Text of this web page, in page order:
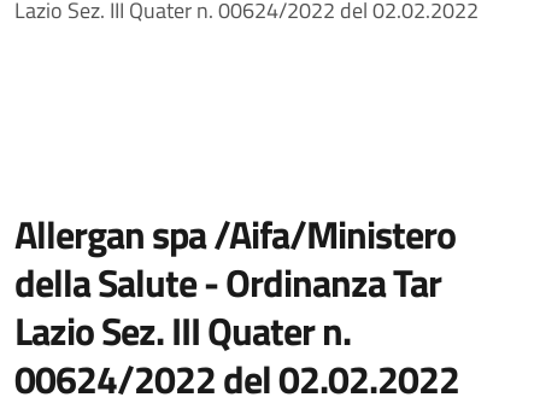
Lazio Sez. III Quater n. 00624/2022 del 02.02.2022
Allergan spa /Aifa/Ministero
della Salute - Ordinanza Tar
Lazio Sez. III Quater n.
00624/2022 del 02.02.2022